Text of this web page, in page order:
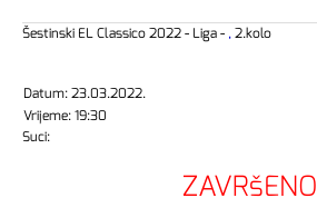
Šestinski EL Classico 2022 - Liga - ,2.kolo
Datum: 23.03.2022.
Vrijeme: 19:30
Suci:
ZAVRšENO